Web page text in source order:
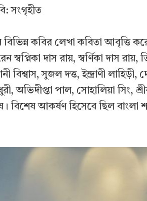
সংগৃহীত
বিভিন্ন কবির লেখা কবিতা আবৃত্তি
স্বপ্নিকা দাস রায়, স্বর্ণিকা দাস রায়,
বিশ্বাস, সুজল দত্ত, ইন্দ্রাণী
অভিদীপ্তা পাল, সোহালিয়া সিং,
বিশেষ আকর্ষণ হিসেবে ছিল বাংলা